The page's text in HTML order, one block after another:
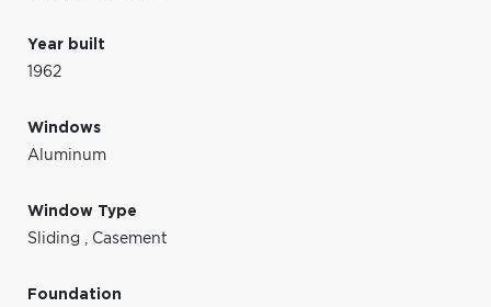
Year built
1962
Windows
Aluminum
Window Type
Sliding , Casement
Foundation